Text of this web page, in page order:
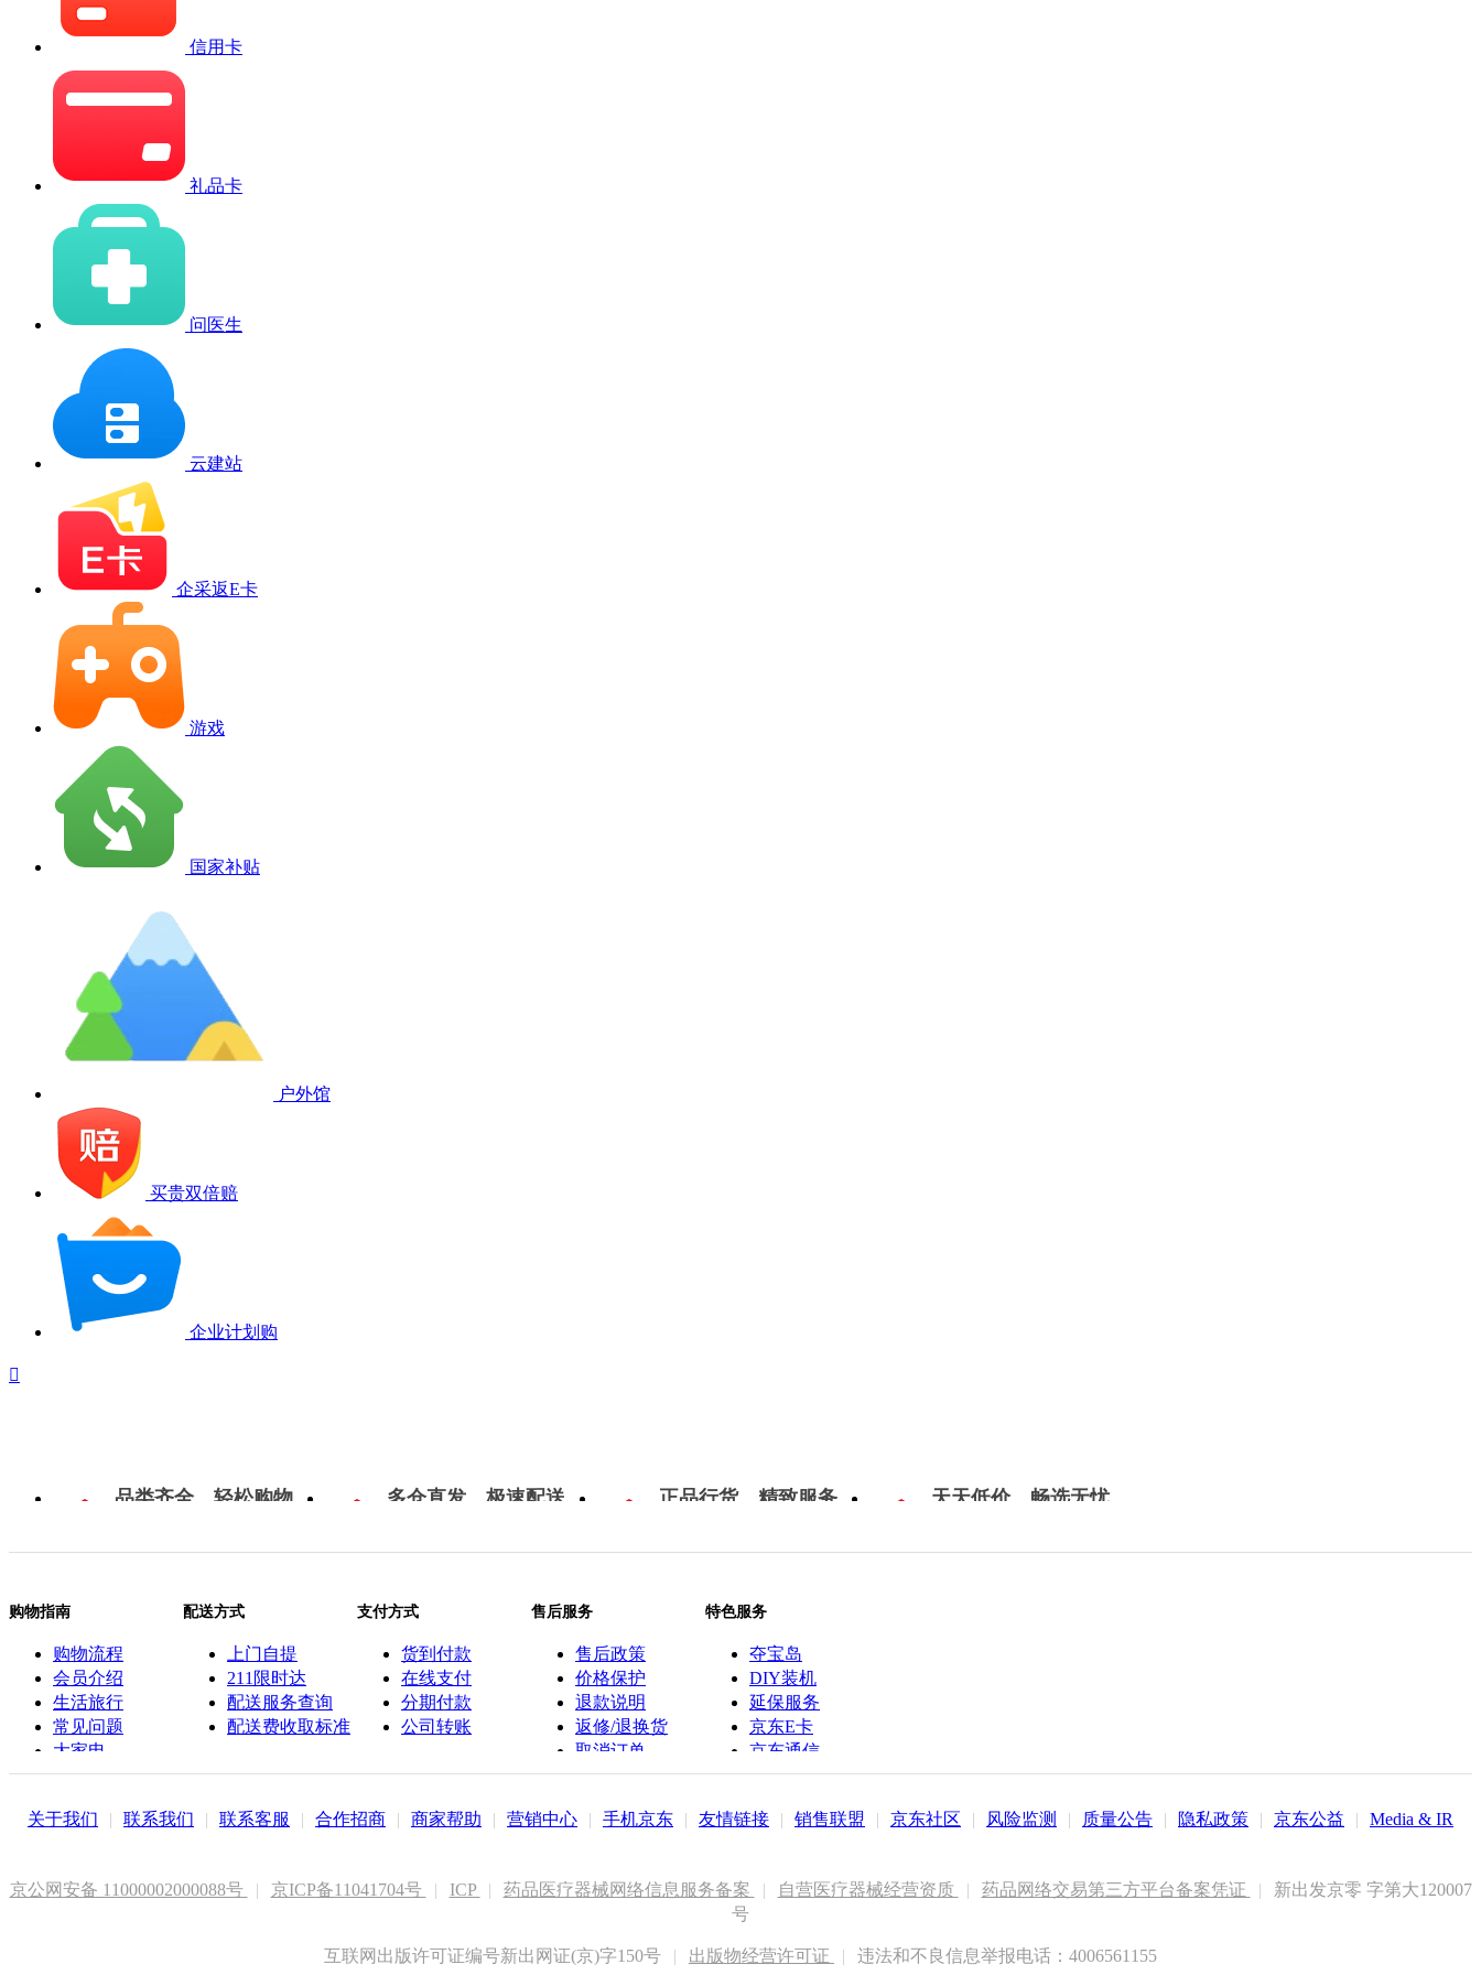
信用卡
礼品卡
问医生
云建站
企采返E卡
游戏
国家补贴
户外馆
买贵双倍赔
企业计划购

品类齐全，轻松购物 多仓直发，极速配送 正品行货，精致服务 天天低价，畅选无忧
购物指南
购物流程
会员介绍
生活旅行
常见问题
大家电
联系客服
配送方式
上门自提
211限时达
配送服务查询
配送费收取标准
支付方式
货到付款
在线支付
分期付款
公司转账
售后服务
售后政策
价格保护
退款说明
返修/退换货
取消订单
特色服务
夺宝岛
DIY装机
延保服务
京东E卡
京东通信
京鱼座智能
关于我们 | 联系我们 | 联系客服 | 合作招商 | 商家帮助 | 营销中心 | 手机京东 | 友情链接 | 销售联盟 | 京东社区 | 风险监测 | 质量公告 | 隐私政策 | 京东公益 | Media & IR
京公网安备 11000002000088号 | 京ICP备11041704号 | ICP | 药品医疗器械网络信息服务备案 | 自营医疗器械经营资质 | 药品网络交易第三方平台备案凭证 |
新出发京零 字第大120007
号
互联网出版许可证编号新出网证(京)字150号 | 出版物经营许可证 | 违法和不良信息举报电话：4006561155